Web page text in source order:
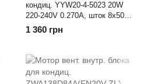
кондиц. YYW20-4-5023 20W
220-240V 0.270A, шток 8x50mm
C&H
1 360 грн